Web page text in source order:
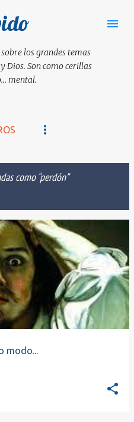
principal
los grandes temas
Dios. Son como cerillas
mental.
como perdón
modo...